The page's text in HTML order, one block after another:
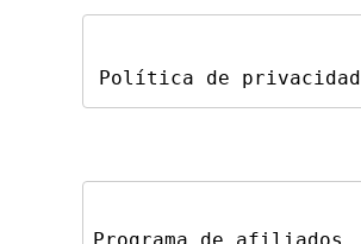
Política de privacidad